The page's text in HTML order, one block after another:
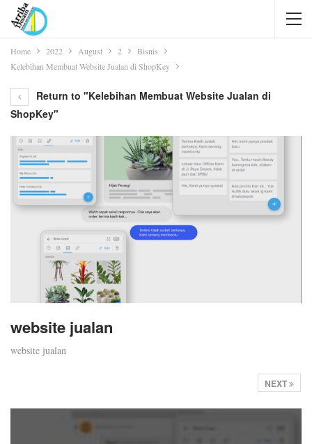
Home 2022 August 2
Bisnis
Kelebihan Membuat Website Jualan di ShopKey
Return to "Kelebihan Membuat Website Jualan di
ShopKey"
website jualan
website jualan
NEXT